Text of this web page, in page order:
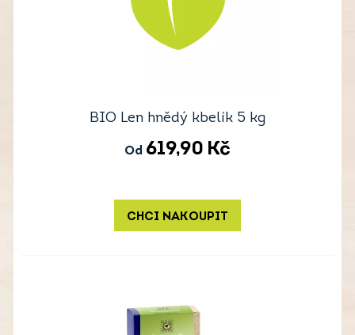
BIO Len hnědý kbelík 5 kg
Od 619,90 Kč
CHCI NAKOUPIT